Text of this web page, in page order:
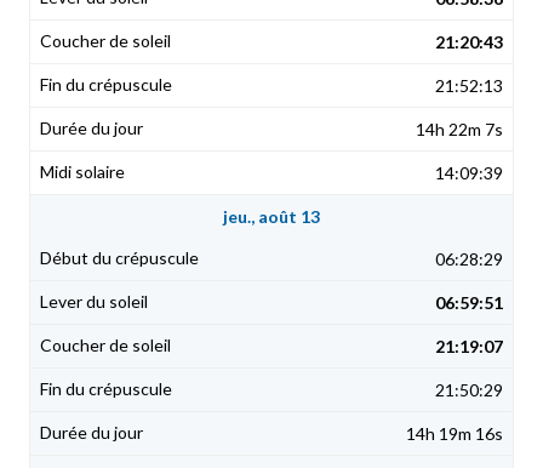
21:20:43
21:52:13
14h 22m 7s
14:09:39
jeu., août 13
06:28:29
06:59:51
21:19:07
21:50:29
14h 19m 16s